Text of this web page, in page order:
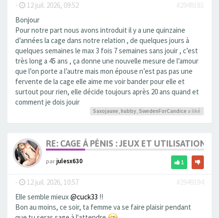
- 12 juil. 2026, 09:52
#2949183
Bonjour
Pour notre part nous avons introduit il y a une quinzaine
d’années la cage dans notre relation , de quelques jours à
quelques semaines le max 3 fois 7 semaines sans jouir , c’est
très long a 45 ans , ça donne une nouvelle mesure de l’amour
que l’on porte a l’autre mais mon épouse n’est pas pas une
fervente de la cage elle aime me voir bander pour elle et
surtout pour rien, elle décide toujours après 20 ans quand et
comment je dois jouir
Saxojaune hubby SwedenForCandice a liké
RE: CAGE À PÉNIS : JEUX ET UTILISATION,
parjulesx630 1
- 12 juil. 2026, 10:57
#2949194
Elle semble mieux@cuck33 !!
Bon au moins, ce soir, ta femme va se faire plaisir pendant